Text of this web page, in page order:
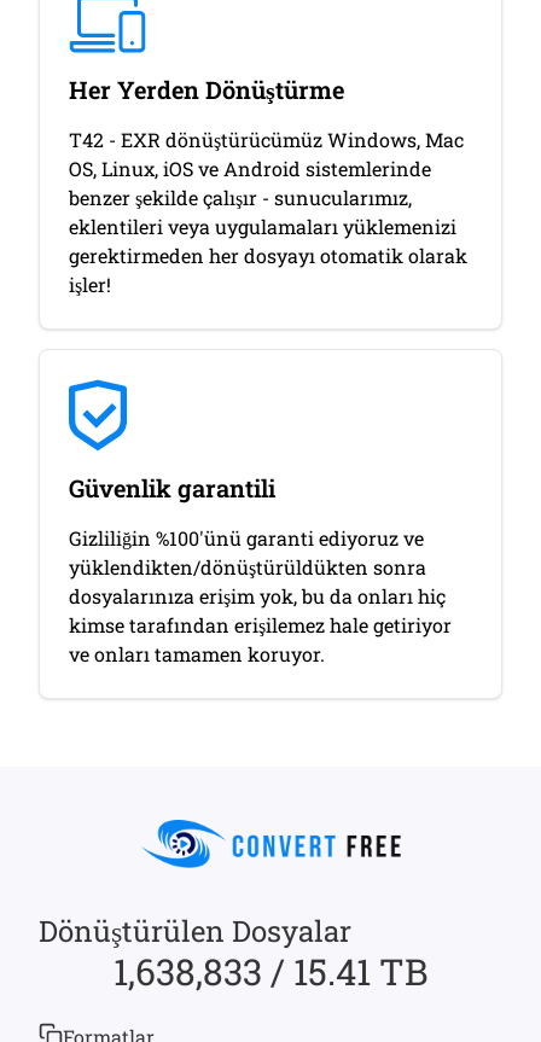
Her Yerden Dönüştürme
T42 - EXR dönüştürücümüz Windows, Mac
OS, Linux, iOS ve Android sistemlerinde
benzer şekilde çalışır - sunucularımız,
eklentileri veya uygulamaları yüklemenizi
gerektirmeden her dosyayı otomatik olarak
işler!
Güvenlik garantili
Gizliliğin %100'ünü garanti ediyoruz ve
yüklendikten/dönüştürüldükten sonra
dosyalarınıza erişim yok, bu da onları hiç
kimse tarafından erişilemez hale getiriyor
ve onları tamamen koruyor.
Dönüştürülen Dosyalar
1,638,833 / 15.41 TB
Formatlar